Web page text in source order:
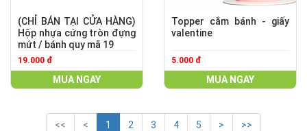
(CHỈ BÁN TẠI CỬA HÀNG)
Hộp nhựa cứng tròn đựng
mứt / bánh quy mã 19
19.000 đ
MUA NGAY
Topper cắm bánh - giấy
valentine
5.000 đ
MUA NGAY
<< < 1 2 3 4 5 > >>